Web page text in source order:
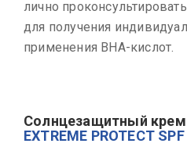
лично
для получения
применения ВНА-кислот.
Солнцезащитный крем
EXTREME PROTECT